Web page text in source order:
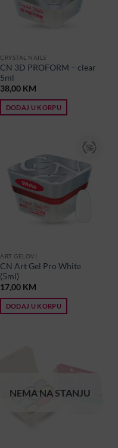
CRYSTAL NAILS
CN 3D PROFORM – clear
5ml
38,00 KM
DODAJ U KORPU
ART GELOVI
CN Art Gel Pro White
(5ml)
17,00 KM
DODAJ U KORPU
NEMA NA STANJU